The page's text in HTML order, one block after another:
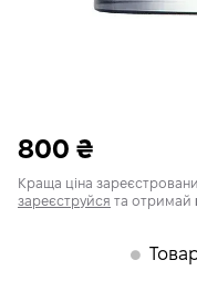
800 ₴
Краща ціна
зареєструйся та отримай
𒊹